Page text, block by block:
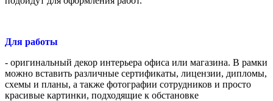
Для работы
- оригинальный декор интерьера офиса или магазина. В рамки
можно вставить различные сертификаты, лицензии, дипломы,
схемы и планы, а также фотографии сотрудников и просто
красивые картинки, подходящие к обстановке